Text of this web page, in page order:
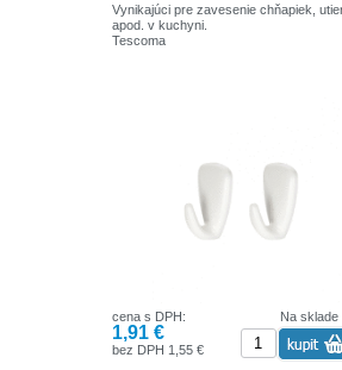
Vynikajúci pre zavesenie chňapiek,
apod. v kuchyni.
Tescoma
Na sklade
cena s DPH:
1,91 €
bez DPH 1,55 €